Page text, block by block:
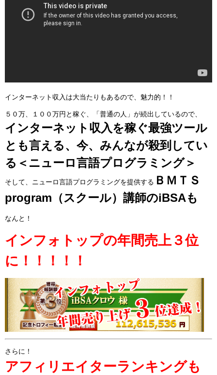
インターネット収入は大当たりもあるので、魅力的！！
５０万、１００万円と稼ぐ、「普通の人」が続出しているので、
インターネット収入を稼ぐ最強ツール
とも言える、今、みんなが殺到してい
る＜ニューロ言語プログラミング＞
そして、ニューロ言語プログラミングを提供する ＢＭＴＳ
program（スクール）講師のiBSAも
なんと！
インフォトップの年間売上３位
に！！！！！
さらに！
アフィリエイターランキングも